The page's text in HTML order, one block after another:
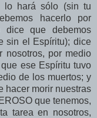
lo hará sólo (sin tu
hacerlo por
dice que debemos
sin el Espíritu); dice
nosotros, por medio
ese Espíritu tuvo
de los muertos; y
hacer morir nuestras
que tenemos,
tarea en nosotros,